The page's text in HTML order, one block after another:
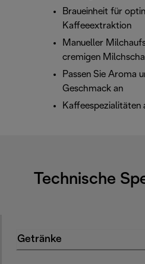
Braueinheit für
Kaffeeextraktion
Manueller
cremigen
Passen Sie Aroma
Geschmack an
Technische
Getränke